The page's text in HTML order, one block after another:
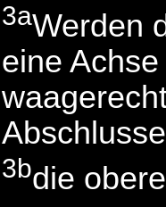
3aWerden
eine
3bdie